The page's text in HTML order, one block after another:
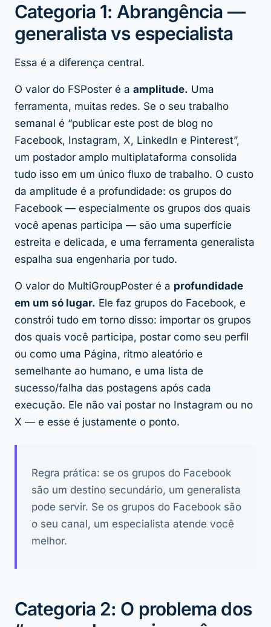
Categoria 1: Abrangência —
generalista vs especialista
Essa é a diferença central.
O valor do FSPoster é a amplitude. Uma
ferramenta, muitas redes. Se o seu trabalho
semanal é “publicar este post de blog no
Facebook, Instagram, X, LinkedIn e Pinterest”,
um postador amplo multiplataforma consolida
tudo isso em um único fluxo de trabalho. O custo
da amplitude é a profundidade: os grupos do
Facebook — especialmente os grupos dos quais
você apenas participa — são uma superfície
estreita e delicada, e uma ferramenta generalista
espalha sua engenharia por tudo.
O valor do MultiGroupPoster é a profundidade
em um só lugar. Ele faz grupos do Facebook, e
constrói tudo em torno disso: importar os grupos
dos quais você participa, postar como seu perfil
ou como uma Página, ritmo aleatório e
semelhante ao humano, e uma lista de
sucesso/falha das postagens após cada
execução. Ele não vai postar no Instagram ou no
X — e esse é justamente o ponto.
Regra prática: se os grupos do Facebook
são um destino secundário, um generalista
pode servir. Se os grupos do Facebook são
o seu canal, um especialista atende você
melhor.
Categoria 2: O problema dos